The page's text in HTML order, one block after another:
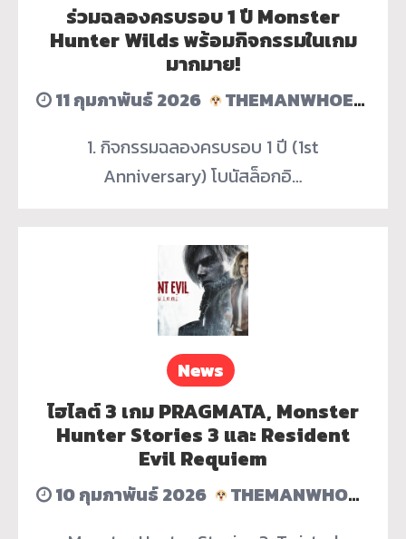
ร่วมฉลองครบรอบ 1 ปี Monster
Hunter Wilds พร้อมกิจกรรมในเกม
มากมาย!
11 กุมภาพันธ์ 2026
THEMANWHOERASEDHISACCOUNT
1. กิจกรรมฉลองครบรอบ 1 ปี (1st
Anniversary) โบนัสล็อกอิ…
News
ไฮไลต์ 3 เกม PRAGMATA, Monster
Hunter Stories 3 และ Resident
Evil Requiem
10 กุมภาพันธ์ 2026
THEMANWHOERASEDHISACCOUNT